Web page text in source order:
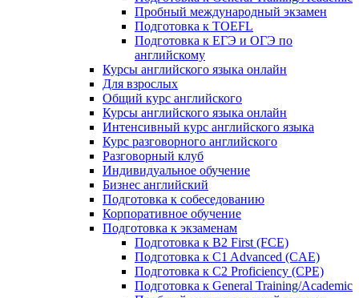
Пробный международный экзамен
Подготовка к TOEFL
Подготовка к ЕГЭ и ОГЭ по
английскому
Курсы английского языка онлайн
Для взрослых
Общий курс английского
Курсы английского языка онлайн
Интенсивный курс английского языка
Курс разговорного английского
Разговорный клуб
Индивидуальное обучение
Бизнес английский
Подготовка к собеседованию
Корпоративное обучение
Подготовка к экзаменам
Подготовка к B2 First (FCE)
Подготовка к C1 Advanced (CAE)
Подготовка к C2 Proficiency (CPE)
Подготовка к General Training/Academic